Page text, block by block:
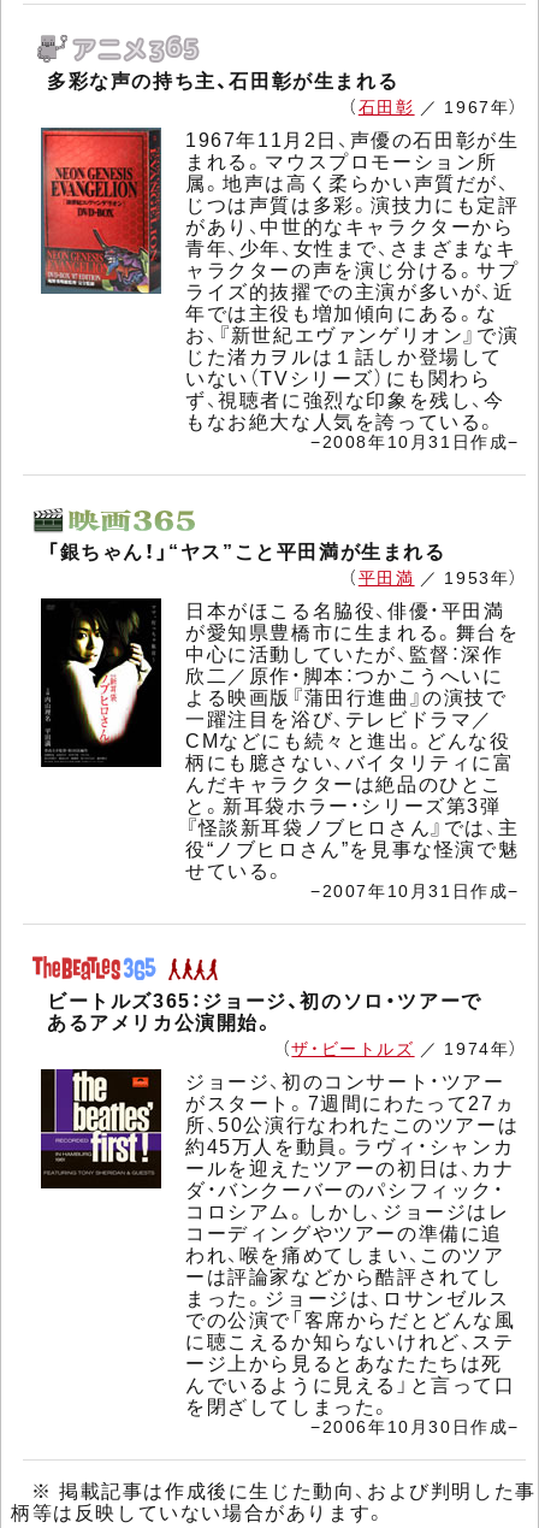
多彩な声の持ち主、石田彰が生まれる
（石田彰 ／ 1967年）
1967年11月2日、声優の石田彰が生
まれる。マウスプロモーション所
属。地声は高く柔らかい声質だが、
じつは声質は多彩。演技力にも定評
があり、中世的なキャラクターから
青年、少年、女性まで、さまざまなキ
ャラクターの声を演じ分ける。サプ
ライズ的抜擢での主演が多いが、近
年では主役も増加傾向にある。な
お、『新世紀エヴァンゲリオン』で演
じた渚カヲルは１話しか登場して
いない（TVシリーズ）にも関わら
ず、視聴者に強烈な印象を残し、今
もなお絶大な人気を誇っている。
−2008年10月31日作成−
「銀ちゃん！」“ヤス”こと平田満が生まれる
（平田満 ／ 1953年）
日本がほこる名脇役、俳優・平田満
が愛知県豊橋市に生まれる。舞台を
中心に活動していたが、監督：深作
欣二／原作・脚本：つかこうへいに
よる映画版『蒲田行進曲』の演技で
一躍注目を浴び、テレビドラマ／
CMなどにも続々と進出。どんな役
柄にも臆さない、バイタリティに富
んだキャラクターは絶品のひとこ
と。新耳袋ホラー・シリーズ第3弾
『怪談新耳袋ノブヒロさん』では、主
役“ノブヒロさん”を見事な怪演で魅
せている。
−2007年10月31日作成−
ビートルズ365：ジョージ、初のソロ・ツアーで
あるアメリカ公演開始。
（ザ・ビートルズ ／ 1974年）
ジョージ、初のコンサート・ツアー
がスタート。7週間にわたって27ヵ
所、50公演行なわれたこのツアーは
約45万人を動員。ラヴィ・シャンカ
ールを迎えたツアーの初日は、カナ
ダ・バンクーバーのパシフィック・
コロシアム。しかし、ジョージはレ
コーディングやツアーの準備に追
われ、喉を痛めてしまい、このツア
ーは評論家などから酷評されてし
まった。ジョージは、ロサンゼルス
での公演で「客席からだとどんな風
に聴こえるか知らないけれど、ステ
ージ上から見るとあなたたちは死
んでいるように見える」と言って口
を閉ざしてしまった。
−2006年10月30日作成−
※ 掲載記事は作成後に生じた動向、および判明した事
柄等は反映していない場合があります。